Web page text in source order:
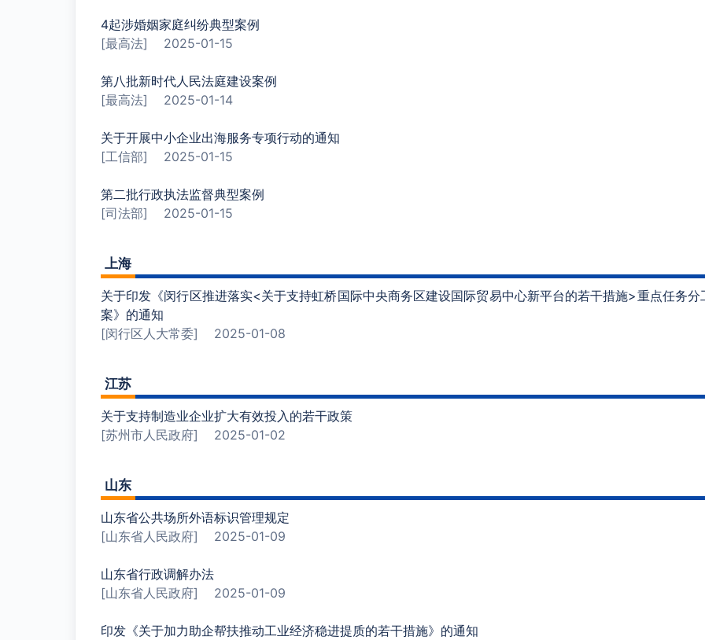
4起涉婚姻家庭纠纷典型案例
[最高法] 2025-01-15
第八批新时代人民法庭建设案例
[最高法] 2025-01-14
关于开展中小企业出海服务专项行动的通知
[工信部] 2025-01-15
第二批行政执法监督典型案例
[司法部] 2025-01-15
上海
关于印发《闵行区推进落实<关于支持虹桥国际中央商务区建设国际贸易中心新平台的若干措施>重点任务分
案》的通知
[闵行区人大常委] 2025-01-08
江苏
关于支持制造业企业扩大有效投入的若干政策
[苏州市人民政府] 2025-01-02
山东
山东省公共场所外语标识管理规定
[山东省人民政府] 2025-01-09
山东省行政调解办法
[山东省人民政府] 2025-01-09
印发《关于加力助企帮扶推动工业经济稳进提质的若干措施》的通知